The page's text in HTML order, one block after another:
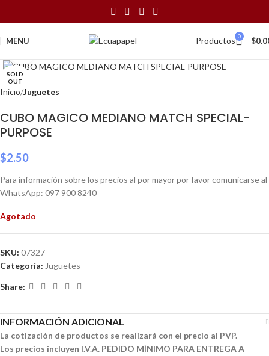
MENU Productos 0 $
SOLD
OUT
Inicio Juguetes
CUBO MAGICO MEDIANO MATCH SPECIAL-
PURPOSE
$2.50
Para información sobre los precios al por mayor por favor comunicarse al
WhatsApp: 097 900 8240
Agotado
SKU: 07327
Categoría: Juguetes
Share:
INFORMACIÓN ADICIONAL
La cotización de productos se realizará con el precio al PVP.
Los precios incluyen I.V.A. PEDIDO MÍNIMO PARA ENTREGA A